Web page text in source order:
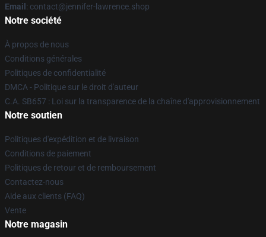
Email : contact@jennifer-lawrence.shop
Notre société
À propos de nous
Conditions générales
Politiques de confidentialité
DMCA - Politique sur le droit d'auteur
C.A. SB657 : Loi sur la transparence de la chaîne d'approvisionnement
Notre soutien
Politiques d'expédition et de livraison
Conditions de paiement
Politiques de retour et de remboursement
Contactez-nous
Aide aux clients (FAQ)
Vente
Notre magasin